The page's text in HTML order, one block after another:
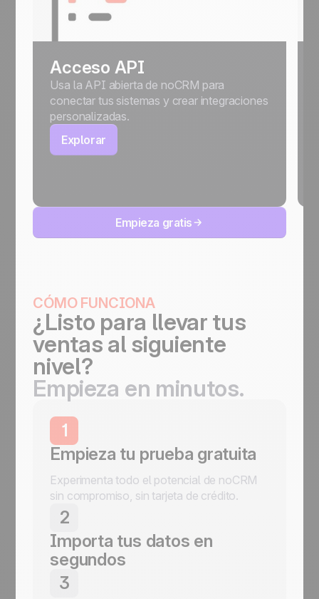
Acceso API
Usa la API abierta de noCRM para
conectar tus sistemas y crear integraciones
personalizadas.
Explorar
Empieza gratis
CÓMO FUNCIONA
¿Listo para llevar tus
ventas al siguiente
nivel?
Empieza en minutos.
1
Empieza tu prueba gratuita
Experimenta todo el potencial de noCRM
sin compromiso, sin tarjeta de crédito.
2
Importa tus datos en
segundos
Importa leads desde cualquier fuente:
email, WhatsApp, formularios o CSV en
3